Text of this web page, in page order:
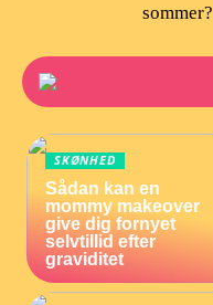
sommer?
SKØNHED
Sådan kan en
mommy makeover
give dig fornyet
selvtillid efter
graviditet